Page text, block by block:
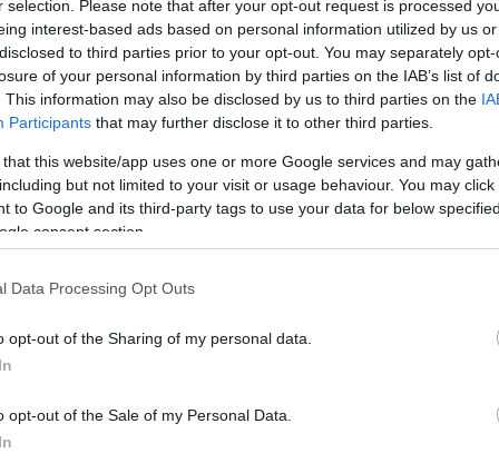
selection. Please note that after your opt-out request is processed
interest-based ads based on personal information utilized by us
to third parties prior to your opt-out. You may separately
of your personal information by third parties on the IAB’s list of
This information may also be disclosed by us to third parties on the
Participants that may further disclose it to other third parties.
that this website/app uses one or more Google services and may
but not limited to your visit or usage behaviour. You may
to Google and its third-party tags to use your data for below
consent section.
Data Processing Opt Outs
opt-out of the Sharing of my personal data.
opt-out of the Sale of my Personal Data.
ότι, παρά τη μεγάλη διάδοση των
τα επιστημονικά δεδομένα δεν δείχνουν
μετά από θεραπεία με αντιβιοτικά. Σε
μάλιστα, μελέτες έχουν δείξει ότι η
μπορεί να καθυστερεί όταν
σχετίζεται με θετικές επιδράσεις στην υγεία
αυτή του Πανεπιστημίου Στάνφορντ, έχουν
κατανάλωσή τους με αυξημένη μικροβιακή
Πασρίτσα δίνει ιδιαίτερη έμφαση στις φυτικές